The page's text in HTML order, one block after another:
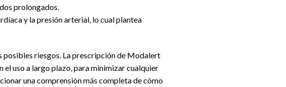
prolongados.
y la presión arterial, lo cual plantea
posibles riesgos. La prescripción de Modalert
uso a largo plazo, para minimizar cualquier
una comprensión más completa de cómo